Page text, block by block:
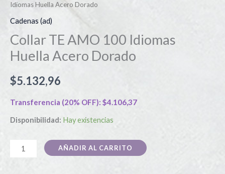
Idiomas Huella Acero Dorado
Cadenas (ad)
Collar TE AMO 100 Idiomas
Huella Acero Dorado
$5.132,96
Transferencia (20% OFF): $4.106,37
Disponibilidad: Hay existencias
AÑADIR AL CARRITO